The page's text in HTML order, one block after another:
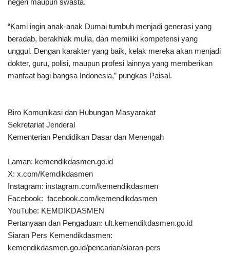
“Kami ingin anak-anak Dumai tumbuh menjadi generasi yang
beradab, berakhlak mulia, dan memiliki kompetensi yang
unggul. Dengan karakter yang baik, kelak mereka akan menjadi
dokter, guru, polisi, maupun profesi lainnya yang memberikan
manfaat bagi bangsa Indonesia,” pungkas Paisal.
Biro Komunikasi dan Hubungan Masyarakat
Sekretariat Jenderal
Kementerian Pendidikan Dasar dan Menengah
Laman: kemendikdasmen.go.id
X: x.com/Kemdikdasmen
Instagram: instagram.com/kemendikdasmen
Facebook: facebook.com/kemendikdasmen
YouTube: KEMDIKDASMEN
Pertanyaan dan Pengaduan: ult.kemendikdasmen.go.id
Siaran Pers Kemendikdasmen:
kemendikdasmen.go.id/pencarian/siaran-pers